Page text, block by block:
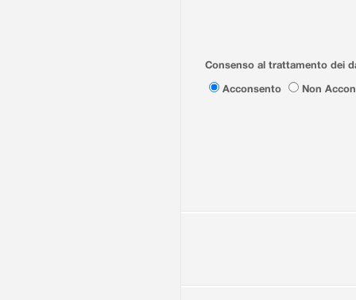
Consenso al trattamento dei
Acconsento
Non